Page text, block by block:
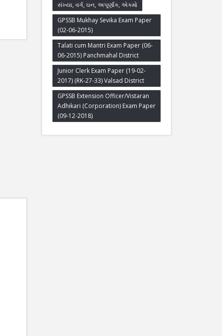
સંખ્યા, વર્ગ, ઘન, અપૂર્ણાંક, એકમો
GPSSB Mukhay Sevika Exam Paper
(02-06-2015)
Talati cum Mantri Exam Paper (06-
06-2015) Panchmahal District
Junior Clerk Exam Paper (19-02-
2017) (RK-27-33) Valsad District
GPSSB Extension Officer/Vistaran
Adhikari (Corporation) Exam Paper
(09-12-2018)